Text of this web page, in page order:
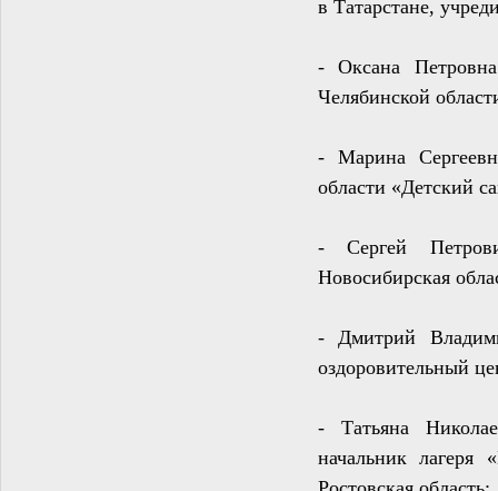
в Татарстане,
-Оксана
Челябинской
- Марина
области «Детский
-Сергей
Новосибирская
-Дмитрий
оздоровительный
- Татьяна
начальник